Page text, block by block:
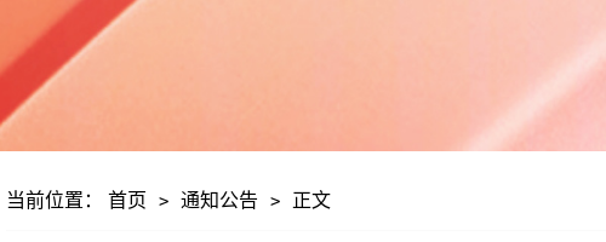
当前位置： 首页 > 通知公告 > 正文